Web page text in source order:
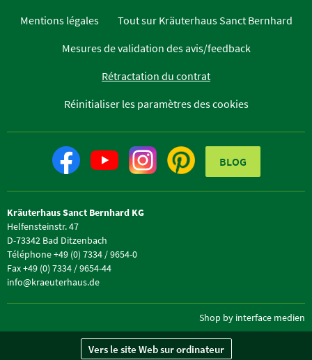
Mentions légales
Tout sur Kräuterhaus Sanct Bernhard
Mesures de validation des avis/feedback
Rétractation du contrat
Réinitialiser les paramètres des cookies
BLOG
Kräuterhaus Sanct Bernhard KG
Helfensteinstr. 47
D-73342 Bad Ditzenbach
Téléphone +49 (0) 7334 / 9654-0
Fax +49 (0) 7334 / 9654-44
info@kraeuterhaus.de
Shop by interface medien
Vers le site Web sur ordinateur